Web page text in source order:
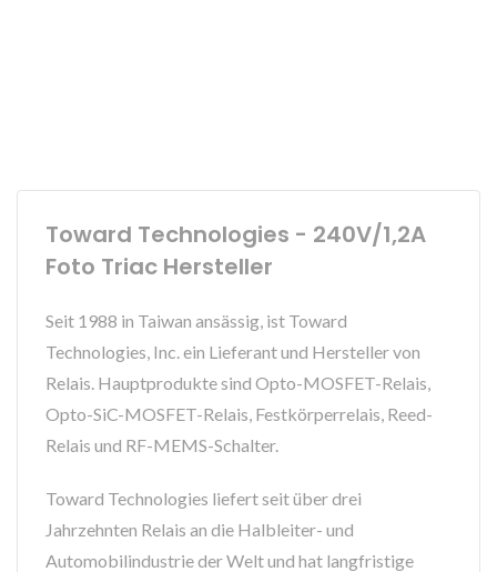
Toward Technologies - 240V/1,2A
Foto Triac Hersteller
Seit 1988 in Taiwan ansässig, ist Toward
Technologies, Inc. ein Lieferant und Hersteller von
Relais. Hauptprodukte sind Opto-MOSFET-Relais,
Opto-SiC-MOSFET-Relais, Festkörperrelais, Reed-
Relais und RF-MEMS-Schalter.
Toward Technologies liefert seit über drei
Jahrzehnten Relais an die Halbleiter- und
Automobilindustrie der Welt und hat langfristige